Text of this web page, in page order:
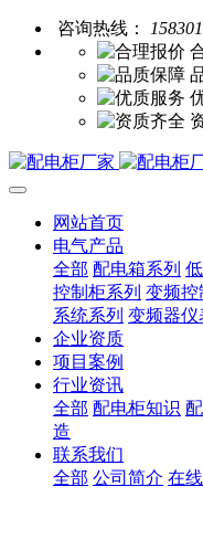
咨询热线：
网站首页
电气产品
全部 配电箱系列
控制柜系列 变频控
系统系列 变频器仪
企业资质
项目案例
行业资讯
全部 配电柜知识
造
联系我们
全部 公司简介 在